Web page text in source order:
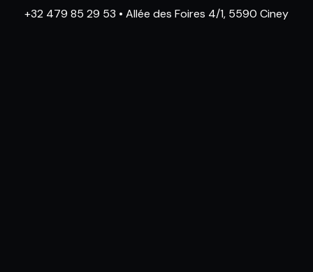
+32 479 85 29 53 • Allée des Foires 4/1, 5590 Ciney